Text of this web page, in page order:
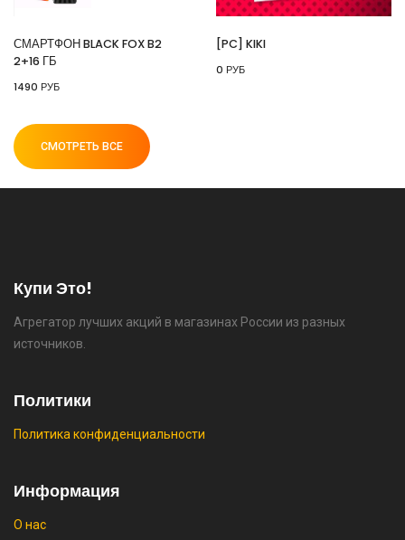
скидкой + возврат 25% трат , если оплачивать
СМАРТФОН BLACK FOX B2
2+16 ГБ
1490 РУБ
[PC] KIKI
0 РУБ
СМОТРЕТЬ ВСЕ
Купи Это!
Агрегатор лучших акций в магазинах России из разных
источников.
Политики
Политика конфиденциальности
Информация
О нас